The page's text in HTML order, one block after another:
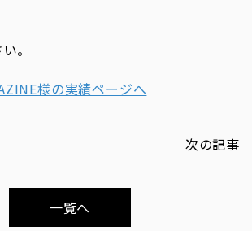
。
様の実績ページへ
次の記事
一覧へ